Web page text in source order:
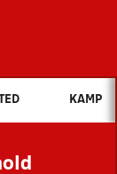
du søge efter?
NYHEDER
OG
KAMP